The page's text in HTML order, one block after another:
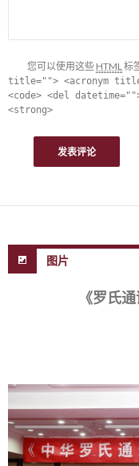
您可以使用这些 HTML标
title=""> <acronym
<code> <del
<strong>
图片
《罗氏